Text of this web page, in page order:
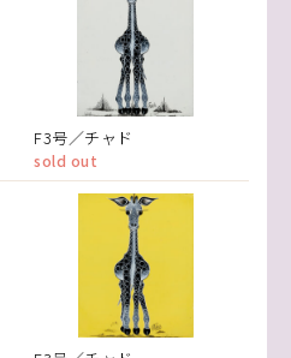
F3号／チャド
sold out